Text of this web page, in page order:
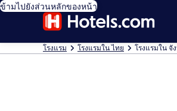
ข้ามไปยังส่วนหลักของหน้า
โรงแรม โรงแรมใน ไทย โรงแรมใน จั